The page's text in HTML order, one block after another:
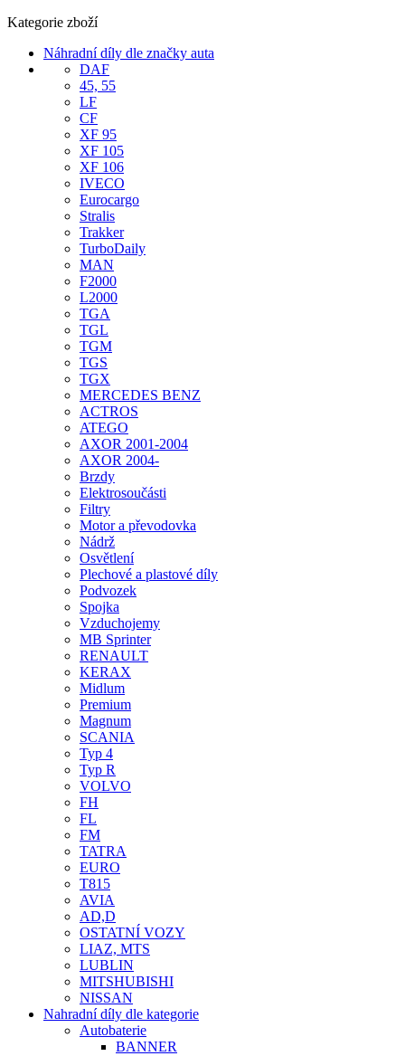
Kategorie zboží
Náhradní díly dle značky auta
DAF
45, 55
LF
CF
XF 95
XF 105
XF 106
IVECO
Eurocargo
Stralis
Trakker
TurboDaily
MAN
F2000
L2000
TGA
TGL
TGM
TGS
TGX
MERCEDES BENZ
ACTROS
ATEGO
AXOR 2001-2004
AXOR 2004-
Brzdy
Elektrosoučásti
Filtry
Motor a převodovka
Nádrž
Osvětlení
Plechové a plastové díly
Podvozek
Spojka
Vzduchojemy
MB Sprinter
RENAULT
KERAX
Midlum
Premium
Magnum
SCANIA
Typ 4
Typ R
VOLVO
FH
FL
FM
TATRA
EURO
T815
AVIA
AD,D
OSTATNÍ VOZY
LIAZ, MTS
LUBLIN
MITSHUBISHI
NISSAN
Nahradní díly dle kategorie
Autobaterie
BANNER